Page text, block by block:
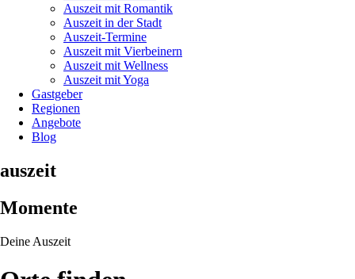
Auszeit mit Romantik
Auszeit in der Stadt
Auszeit-Termine
Auszeit mit Vierbeinern
Auszeit mit Wellness
Auszeit mit Yoga
Gastgeber
Regionen
Angebote
Blog
auszeit
Momente
Deine Auszeit